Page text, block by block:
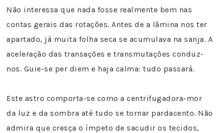
Não interessa que nada fosse realmente bem nas
contas gerais das rotações. Antes de a lâmina nos ter
apartado, já muita folha seca se acumulava na sanja. A
aceleração das transações e transmutações conduz-
nos. Guie-se per diem e haja calma: tudo passará.
Este astro comporta-se como a centrifugadora-mor
da luz e da sombra até tudo se tornar pardacento. Não
admira que cresça o ímpeto de sacudir os tecidos,